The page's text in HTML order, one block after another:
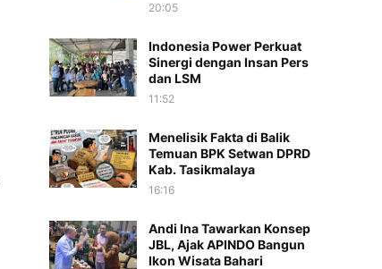
20:05
Indonesia Power Perkuat
Sinergi dengan Insan Pers
dan LSM
11:52
Menelisik Fakta di Balik
Temuan BPK Setwan DPRD
Kab. Tasikmalaya
16:16
Andi Ina Tawarkan Konsep
JBL, Ajak APINDO Bangun
Ikon Wisata Bahari